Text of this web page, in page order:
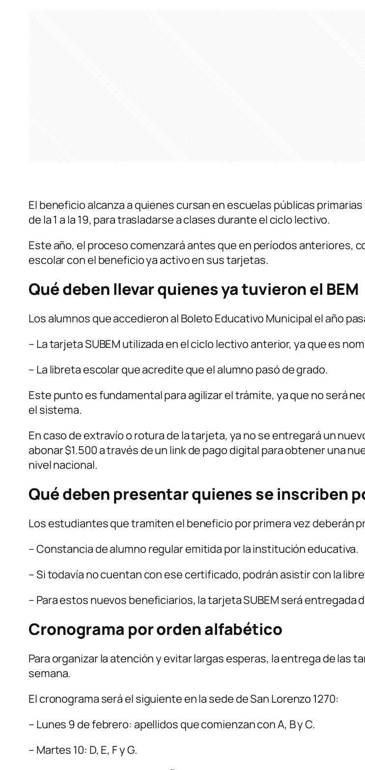
El beneficio alcanza a quienes cursan en escuelas públicas
de la 1 a la 19, para trasladarse a clases durante el ciclo lectivo.
Este año, el proceso comenzará antes que en períodos anteriores,
escolar con el beneficio ya activo en sus tarjetas.
Qué deben llevar quienes ya tuvieron el BEM
Los alumnos que accedieron al Boleto Educativo Municipal el año
– La tarjeta SUBEM utilizada en el ciclo lectivo anterior, ya que es
– La libreta escolar que acredite que el alumno pasó de grado.
Este punto es fundamental para agilizar el trámite, ya que no será
el sistema.
En caso de extravío o rotura de la tarjeta, ya no se entregará un
abonar $1.500 a través de un link de pago digital para obtener una
nivel nacional.
Qué deben presentar quienes se inscriben
Los estudiantes que tramiten el beneficio por primera vez deberán
– Constancia de alumno regular emitida por la institución educativa.
– Si todavía no cuentan con ese certificado, podrán asistir con la
– Para estos nuevos beneficiarios, la tarjeta SUBEM será entregada
Cronograma por orden alfabético
Para organizar la atención y evitar largas esperas, la entrega de las
semana.
El cronograma será el siguiente en la sede de San Lorenzo 1270:
– Lunes 9 de febrero: apellidos que comienzan con A, B y C.
– Martes 10: D, E, F y G.